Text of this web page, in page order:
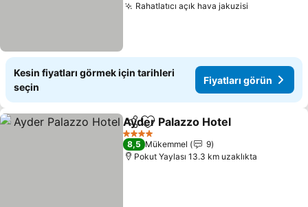
Rahatlatıcı açık hava jakuzisi
Kesin fiyatları görmek için tarihleri
seçin
Fiyatları görün
PaylaşFavorilerime ekle
Ayder Palazzo Hotel
4 Yıldız
8,5 Mükemmel
9
Pokut Yaylası 13.3 km uzaklıkta